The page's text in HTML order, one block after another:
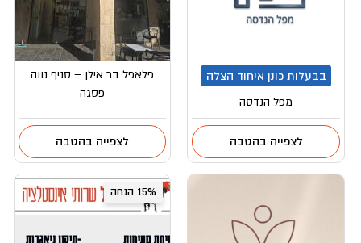
בבעלות כונן איחוד הצלה
מפל הנדסה
לצפייה בהטבה
פלאפל בר אילן – סניף נווה
פסגה
לצפייה בהטבה
15% הנחה